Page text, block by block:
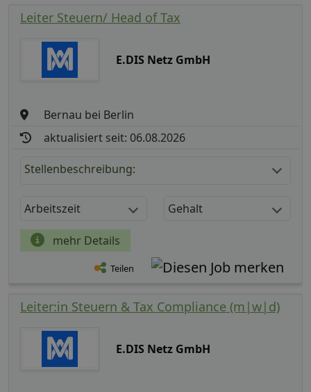
Leiter Steuern/ Head of Tax
E.DIS Netz GmbH
Bernau bei Berlin
aktualisiert seit: 06.08.2026
Stellenbeschreibung:
Arbeitszeit Gehalt
mehr Details
Teilen
Leiter:in Steuern & Tax Compliance (m|w|d)
E.DIS Netz GmbH